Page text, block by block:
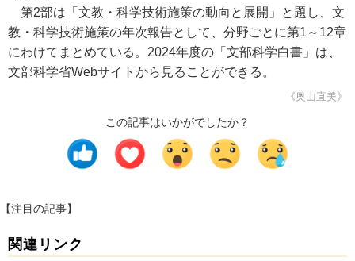
第2部は「文教・科学技術施策の動向と展開」と題し、文
教・科学技術施策の年次報告として、分野ごとに第1～12章
にわけてまとめている。2024年度の「文部科学白書」は、
文部科学省Webサイトから見ることができる。
《奥山直美》
この記事はいかがでしたか？
【注目の記事】
関連リンク